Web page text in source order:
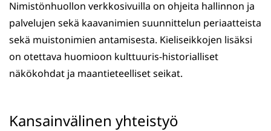
Nimistönhuollon verkkosivuilla on ohjeita hallinnon ja
palvelujen sekä kaavanimien suunnittelun periaatteista
sekä muistonimien antamisesta. Kieliseikkojen lisäksi
on otettava huomioon kulttuuris-historialliset
näkökohdat ja maantieteelliset seikat.
Kansainvälinen yhteistyö